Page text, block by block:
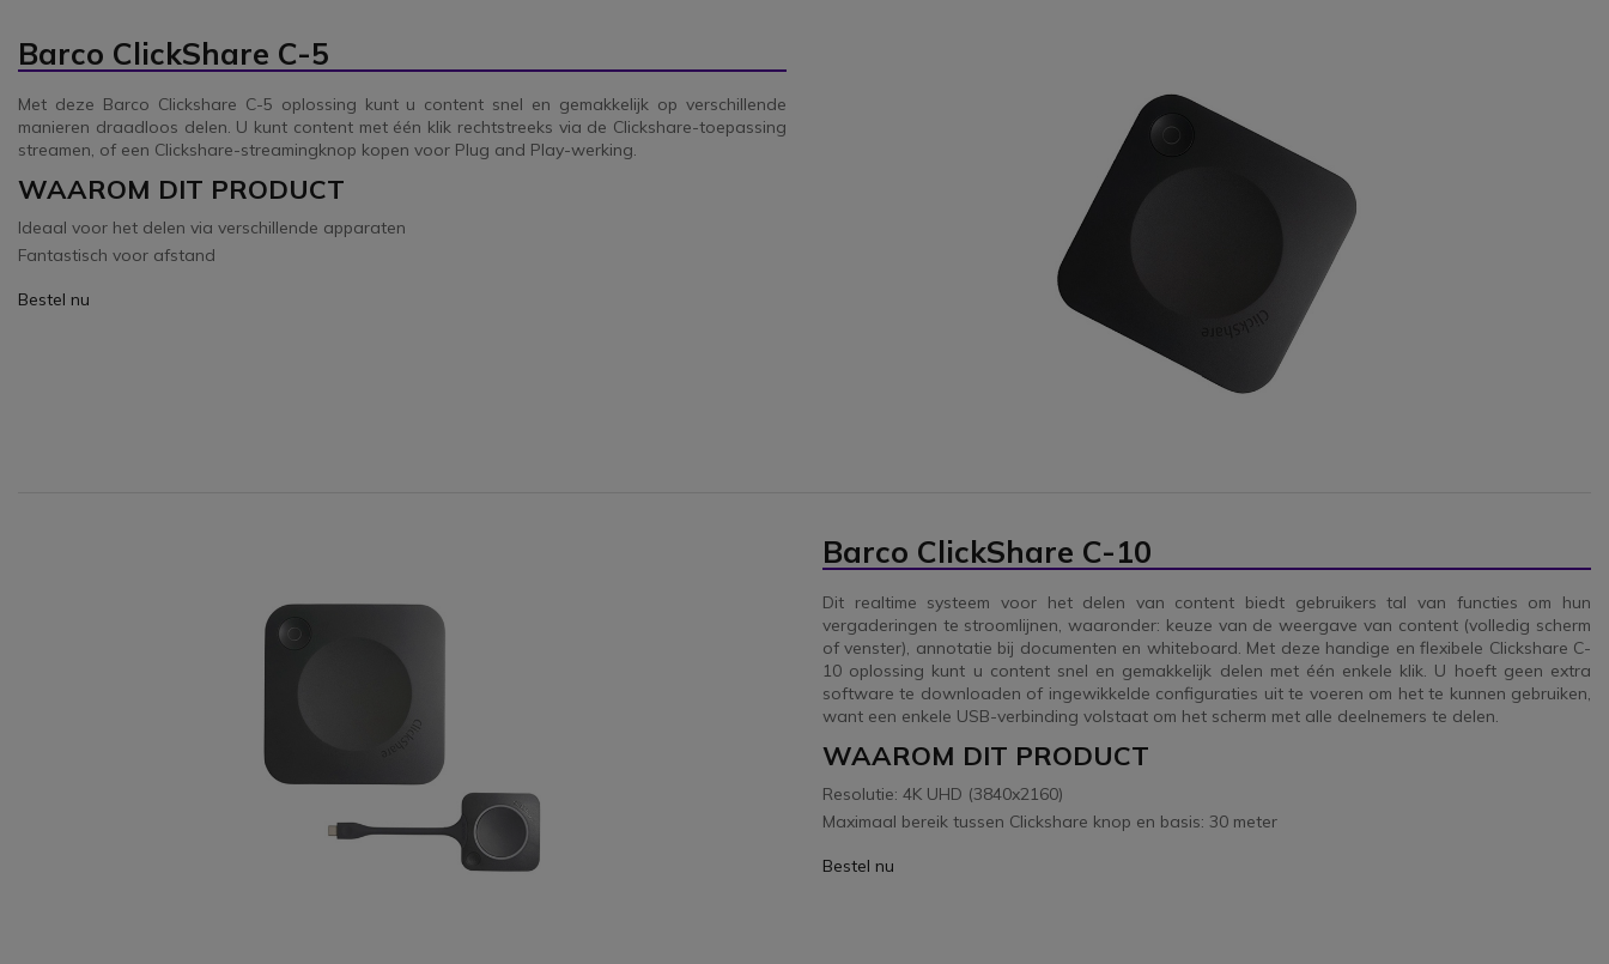
Barco ClickShare C-5
Met deze Barco Clickshare C-5 oplossing kunt u content snel en gemakkelijk op verschillende
manieren draadloos delen. U kunt content met één klik rechtstreeks via de Clickshare-toepassing
streamen, of een Clickshare-streamingknop kopen voor Plug and Play-werking.
WAAROM DIT PRODUCT
Ideaal voor het delen via verschillende apparaten
Fantastisch voor afstand
Bestel nu
Barco ClickShare C-10
Dit realtime systeem voor het delen van content biedt gebruikers tal van functies om hun
vergaderingen te stroomlijnen, waaronder: keuze van de weergave van content (volledig scherm
of venster), annotatie bij documenten en whiteboard. Met deze handige en flexibele Clickshare C-
10 oplossing kunt u content snel en gemakkelijk delen met één enkele klik. U hoeft geen extra
software te downloaden of ingewikkelde configuraties uit te voeren om het te kunnen gebruiken,
want een enkele USB-verbinding volstaat om het scherm met alle deelnemers te delen.
WAAROM DIT PRODUCT
Resolutie: 4K UHD (3840x2160)
Maximaal bereik tussen Clickshare knop en basis: 30 meter
Bestel nu